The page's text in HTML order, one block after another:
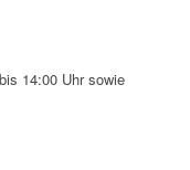
14:00 Uhr sowie